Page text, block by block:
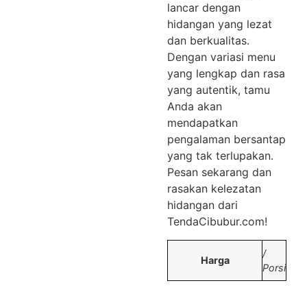
lancar dengan
hidangan yang lezat
dan berkualitas.
Dengan variasi menu
yang lengkap dan rasa
yang autentik, tamu
Anda akan
mendapatkan
pengalaman bersantap
yang tak terlupakan.
Pesan sekarang dan
rasakan kelezatan
hidangan dari
TendaCibubur.com!
Harga
/
Porsi